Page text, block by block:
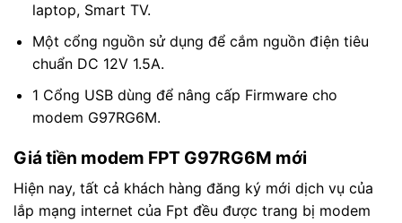
laptop, Smart TV.
Một cổng nguồn sử dụng để cắm nguồn điện tiêu
chuẩn DC 12V 1.5A.
1 Cổng USB dùng để nâng cấp Firmware cho
modem G97RG6M.
Giá tiền modem FPT G97RG6M mới
Hiện nay, tất cả khách hàng đăng ký mới dịch vụ của
lắp mạng internet của Fpt đều được trang bị modem